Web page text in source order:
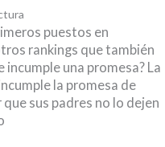
puestos en
rankings que también
incumple una promesa? La
la promesa de
sus padres no lo dejen